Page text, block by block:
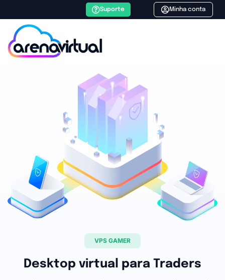
Suporte Minha conta
VPS GAMER
Desktop virtual para Traders